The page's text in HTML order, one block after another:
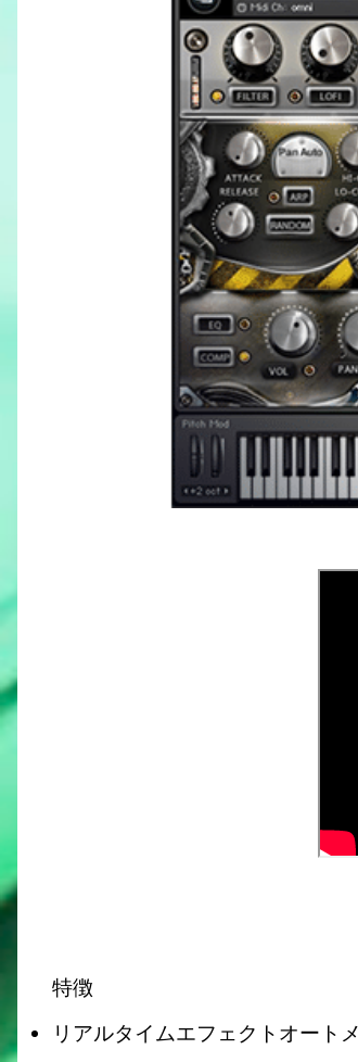
特徴
リアルタイムエフェクトオート